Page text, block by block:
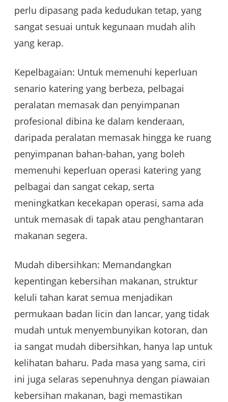
perlu dipasang pada kedudukan tetap, yang
sangat sesuai untuk kegunaan mudah alih
yang kerap.
Kepelbagaian: Untuk memenuhi keperluan
senario katering yang berbeza, pelbagai
peralatan memasak dan penyimpanan
profesional dibina ke dalam kenderaan,
daripada peralatan memasak hingga ke ruang
penyimpanan bahan-bahan, yang boleh
memenuhi keperluan operasi katering yang
pelbagai dan sangat cekap, serta
meningkatkan kecekapan operasi, sama ada
untuk memasak di tapak atau penghantaran
makanan segera.
Mudah dibersihkan: Memandangkan
kepentingan kebersihan makanan, struktur
keluli tahan karat semua menjadikan
permukaan badan licin dan lancar, yang tidak
mudah untuk menyembunyikan kotoran, dan
ia sangat mudah dibersihkan, hanya lap untuk
kelihatan baharu. Pada masa yang sama, ciri
ini juga selaras sepenuhnya dengan piawaian
kebersihan makanan, bagi memastikan